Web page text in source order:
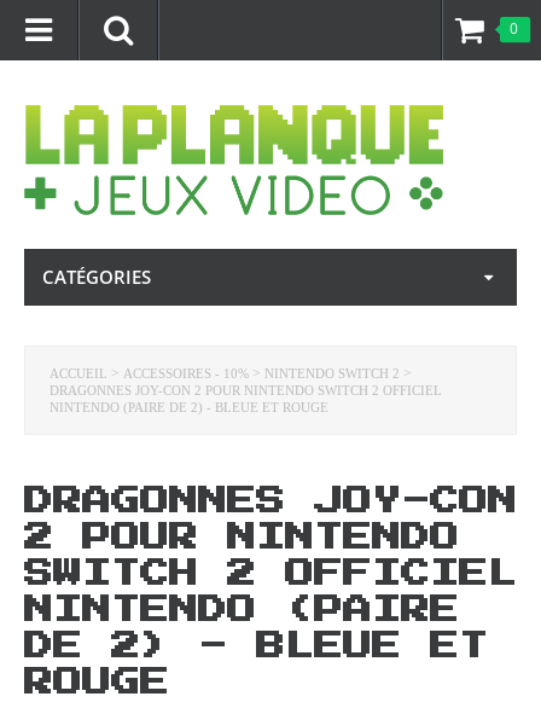
0
CATÉGORIES
ACCUEIL > ACCESSOIRES - 10% > NINTENDO SWITCH 2 >
DRAGONNES JOY-CON 2 POUR NINTENDO SWITCH 2 OFFICIEL
NINTENDO (PAIRE DE 2) - BLEUE ET ROUGE
DRAGONNES JOY-CON
2 POUR NINTENDO
SWITCH 2 OFFICIEL
NINTENDO (PAIRE
DE 2) - BLEUE ET
ROUGE